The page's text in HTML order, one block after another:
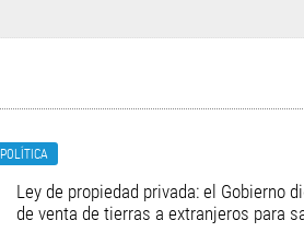
POLÍTICA
Ley de propiedad privada: el Gobierno
de venta de tierras a extranjeros para